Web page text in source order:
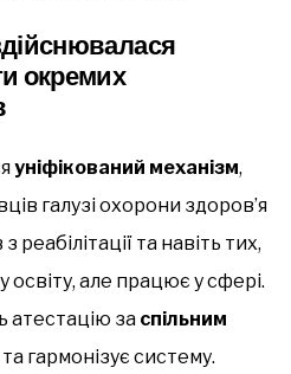
окремих
уніфікований механізм,
галузі охорони здоров’я
реабілітації та навіть тих,
але працює у сфері.
атестацію за спільним
гармонізує систему.